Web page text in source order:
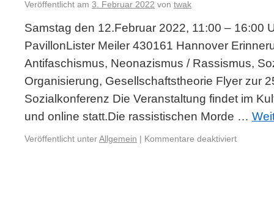
Veröffentlicht am 3. Februar 2022 von twak
Samstag den 12.Februar 2022, 11:00 – 16:00
PavillonLister Meiler 430161 Hannover
Antifaschismus, Neonazismus / Rassismus,
Organisierung, Gesellschaftstheorie Flyer zur
Sozialkonferenz Die Veranstaltung findet im
und online statt.Die rassistischen Morde …
Veröffentlicht unterAllgemein | Kommentare deaktiviert